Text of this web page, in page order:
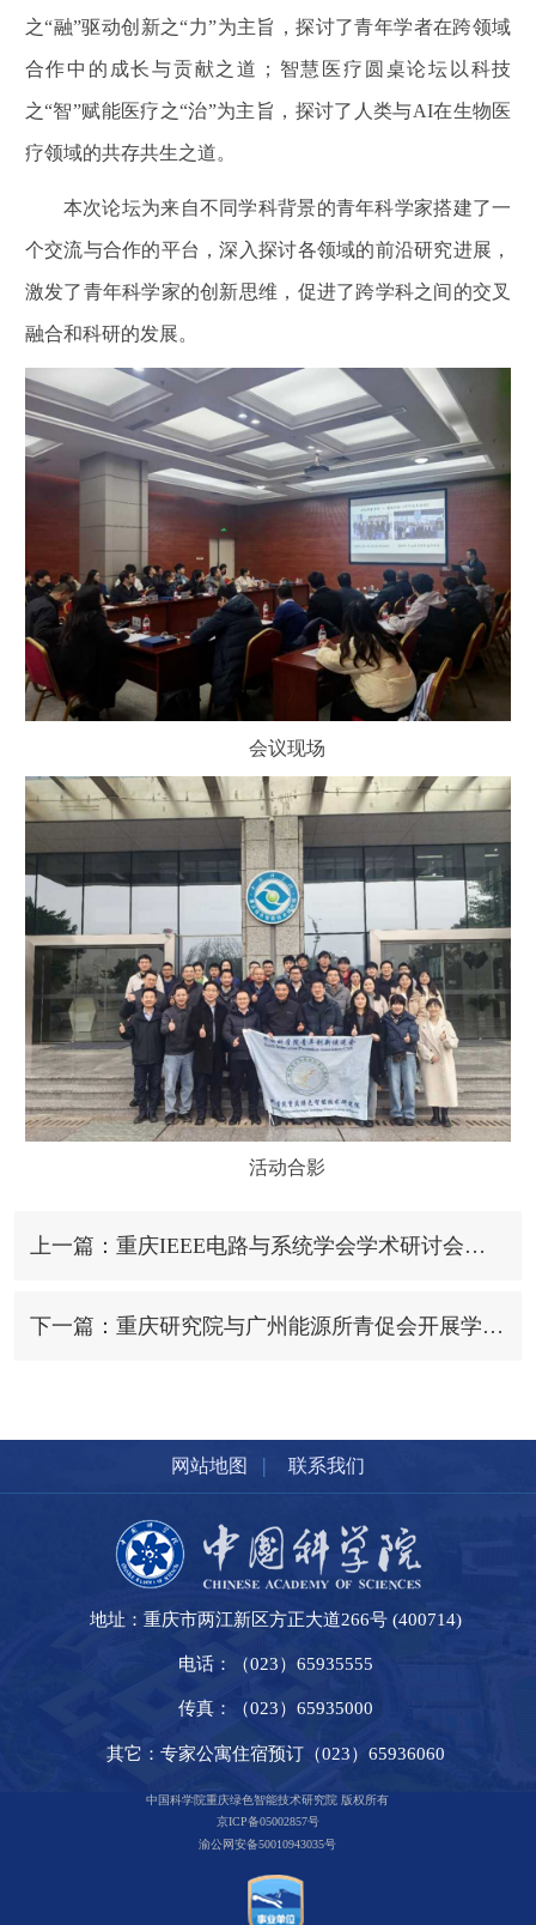
之“融”驱动创新之“力”为主旨，探讨了青年学者在跨领域
合作中的成长与贡献之道；智慧医疗圆桌论坛以科技
之“智”赋能医疗之“治”为主旨，探讨了人类与AI在生物医
疗领域的共存共生之道。
本次论坛为来自不同学科背景的青年科学家搭建了一
个交流与合作的平台，深入探讨各领域的前沿研究进展，
激发了青年科学家的创新思维，促进了跨学科之间的交叉
融合和科研的发展。
会议现场
活动合影
上一篇：重庆IEEE电路与系统学会学术研讨会在重庆研究院圆满举行
下一篇：重庆研究院与广州能源所青促会开展学术交流活动
网站地图 | 联系我们
地址：重庆市两江新区方正大道266号 (400714)
电话：（023）65935555
传真：（023）65935000
其它：专家公寓住宿预订（023）65936060
中国科学院重庆绿色智能技术研究院 版权所有
京ICP备05002857号
渝公网安备50010943035号